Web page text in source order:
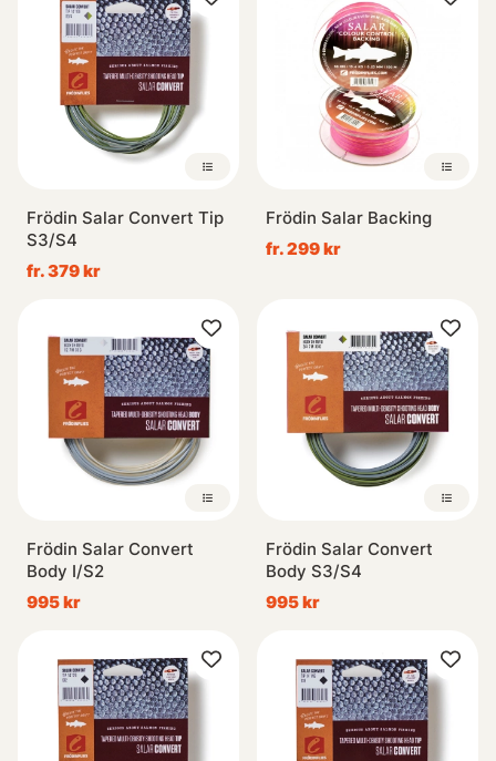
Frödin Salar Convert Tip
S3/S4
fr. 379 kr
Frödin Salar Backing
fr. 299 kr
Frödin Salar Convert
Body I/S2
995 kr
Frödin Salar Convert
Body S3/S4
995 kr